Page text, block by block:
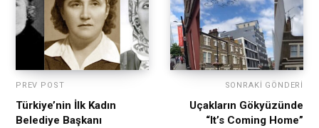
PREV POST
Türkiye’nin İlk Kadın
Belediye Başkanı
SONRAKI GÖNDERI
Uçakların Gökyüzünde
“It’s Coming Home”